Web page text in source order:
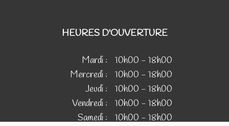
HEURES D'OUVERTURE
Mardi :
10h00 - 18h00
Mercredi :
10h00 - 18h00
Jeudi :
10h00 - 18h00
Vendredi :
10h00 - 18h00
Samedi :
10h00 - 18h00